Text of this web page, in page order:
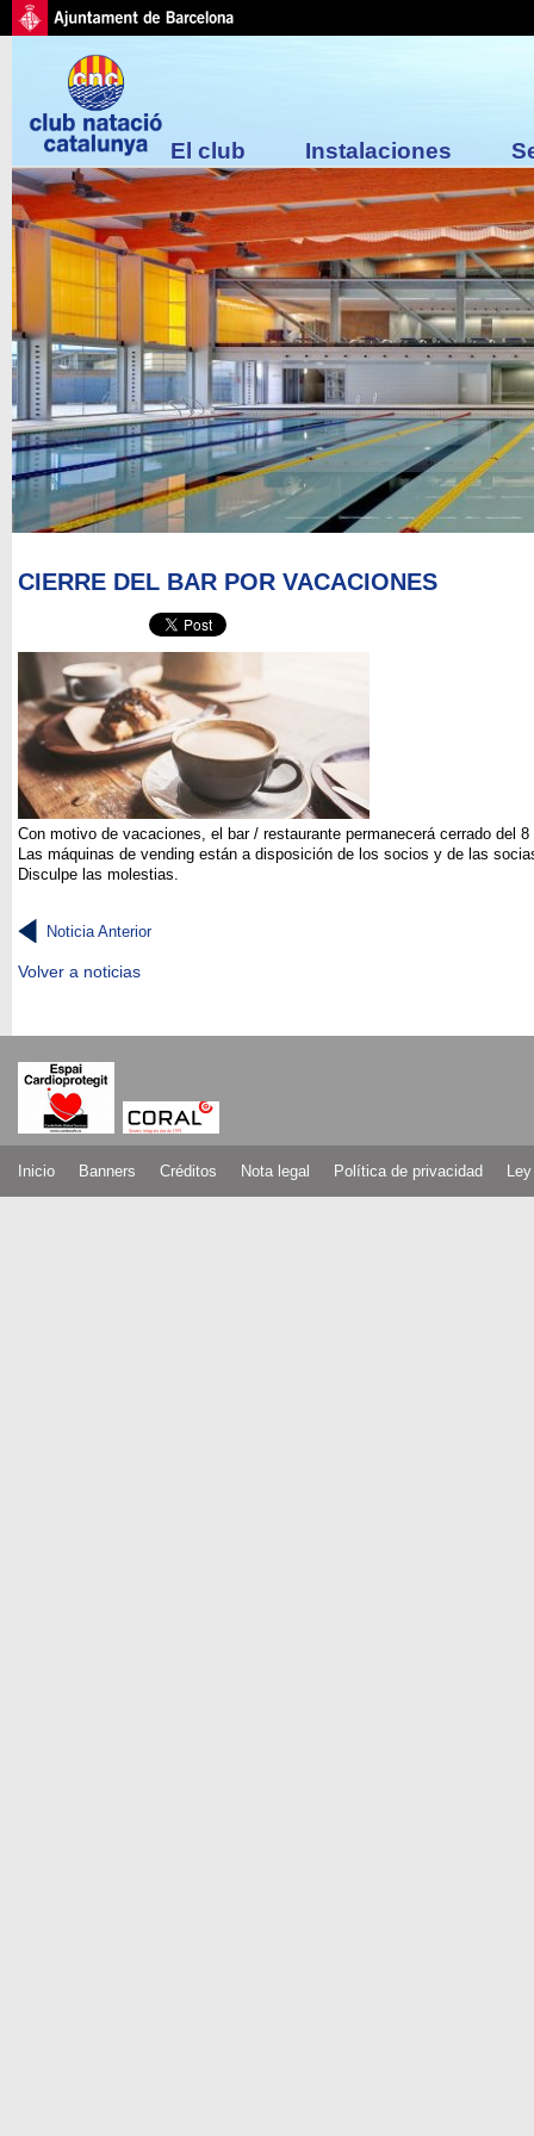
El club Instalaciones
CIERRE DEL BAR POR VACACIONES
Con motivo de vacaciones, el bar / restaurante permanecerá cerrado del
Las máquinas de vending están a disposición de los socios y de las
Disculpe las molestias.
Noticia Anterior
Volver a noticias
Inicio Banners Créditos Nota legal Política de privacidad